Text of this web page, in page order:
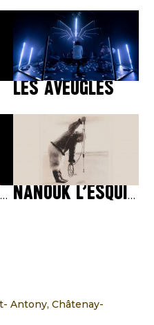
Antony, Châtenay-
LES AVEUGLES
LA PETITE GALERIE DU DÉCLIN NANOUK L’ESQUIMAU